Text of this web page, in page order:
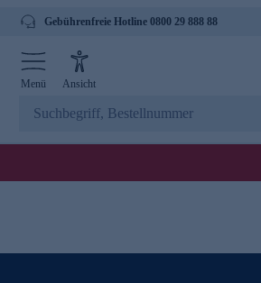
Gebührenfreie Hotline 0800 29 888 88
Menü Ansicht